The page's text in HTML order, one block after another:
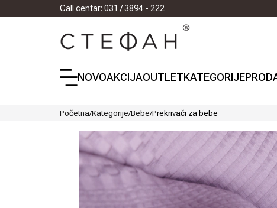
Call centar: 031 / 3894 - 222
NOVOAKCIJAOUTLETKATEGORIJE
Početna/Kategorije/Bebe/Prekrivači za bebe